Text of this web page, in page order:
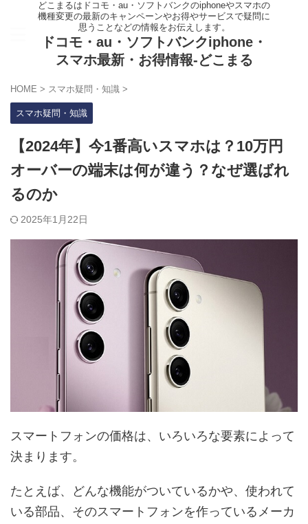
どこまるはドコモ・au・ソフトバンクのiphoneやスマホの
機種変更の最新のキャンペーンやお得やサービスで疑問に
思うことなどの情報をお伝えします。
ドコモ・au・ソフトバンクiphone・
スマホ最新・お得情報-どこまる
HOME > スマホ疑問・知識 >
スマホ疑問・知識
【2024年】今1番高いスマホは？10万円
オーバーの端末は何が違う？なぜ選ばれ
るのか
2025年1月22日
スマートフォンの価格は、いろいろな要素によって
決まります。
たとえば、どんな機能がついているかや、使われて
いる部品、そのスマートフォンを作っているメーカ